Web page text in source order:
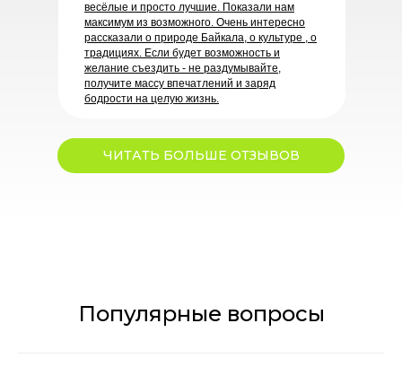
весёлые и просто лучшие. Показали нам
максимум из возможного. Очень интересно
рассказали о природе Байкала, о культуре , о
традициях. Если будет возможность и
желание съездить - не раздумывайте,
получите массу впечатлений и заряд
бодрости на целую жизнь.
ЧИТАТЬ БОЛЬШЕ ОТЗЫВОВ
Популярные вопросы